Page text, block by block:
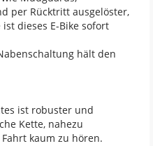
per Rücktritt ausgelöster,
dieses E-Bike sofort
hält den
ist robuster und
Kette, nahezu
kaum zu hören.